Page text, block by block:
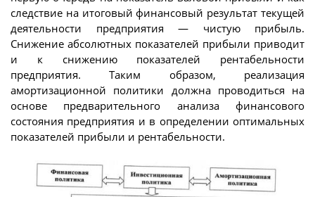
следствие на итоговый финансовый результат текущей
деятельности предприятия — чистую прибыль.
Снижение абсолютных показателей прибыли приводит
и к снижению показателей рентабельности
предприятия. Таким образом, реализация
амортизационной политики должна проводиться на
основе предварительного анализа финансового
состояния предприятия и в определении оптимальных
показателей прибыли и рентабельности.